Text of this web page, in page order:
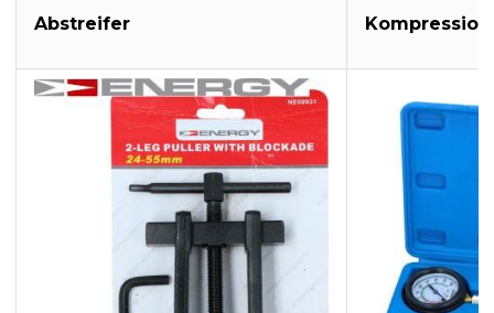
Abstreifer